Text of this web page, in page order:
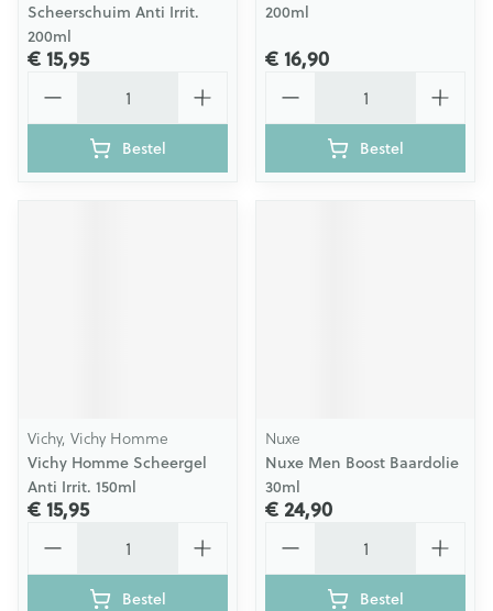
Scheerschuim Anti Irrit.
200ml
€ 15,95
Bestel
200ml
€ 16,90
Bestel
Vichy, Vichy Homme
Vichy Homme Scheergel
Anti Irrit. 150ml
€ 15,95
Bestel
Nuxe
Nuxe Men Boost Baardolie
30ml
€ 24,90
Bestel